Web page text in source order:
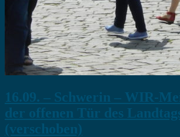
16.09. – Schwerin – WIR-
der offenen Tür des
(verschoben)